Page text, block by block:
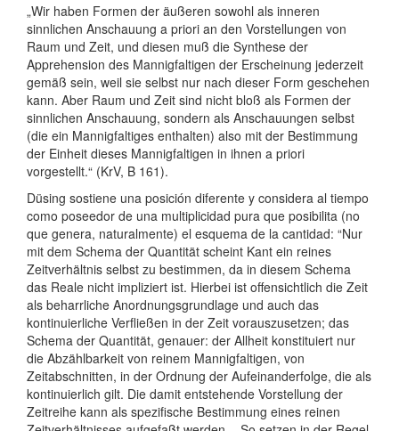
„Wir haben Formen der äußeren sowohl als inneren
sinnlichen Anschauung a priori an den Vorstellungen von
Raum und Zeit, und diesen muß die Synthese der
Apprehension des Mannigfaltigen der Erscheinung jederzeit
gemäß sein, weil sie selbst nur nach dieser Form geschehen
kann. Aber Raum und Zeit sind nicht bloß als Formen der
sinnlichen Anschauung, sondern als Anschauungen selbst
(die ein Mannigfaltiges enthalten) also mit der Bestimmung
der Einheit dieses Mannigfaltigen in ihnen a priori
vorgestellt.“ (KrV, B 161).
Düsing sostiene una posición diferente y considera al tiempo
como poseedor de una multiplicidad pura que posibilita (no
que genera, naturalmente) el esquema de la cantidad: “Nur
mit dem Schema der Quantität scheint Kant ein reines
Zeitverhältnis selbst zu bestimmen, da in diesem Schema
das Reale nicht impliziert ist. Hierbei ist offensichtlich die Zeit
als beharrliche Anordnungsgrundlage und auch das
kontinuierliche Verfließen in der Zeit vorauszusetzen; das
Schema der Quantität, genauer: der Allheit konstituiert nur
die Abzählbarkeit von reinem Mannigfaltigen, von
Zeitabschnitten, in der Ordnung der Aufeinanderfolge, die als
kontinuierlich gilt. Die damit entstehende Vorstellung der
Zeitreihe kann als spezifische Bestimmung eines reinen